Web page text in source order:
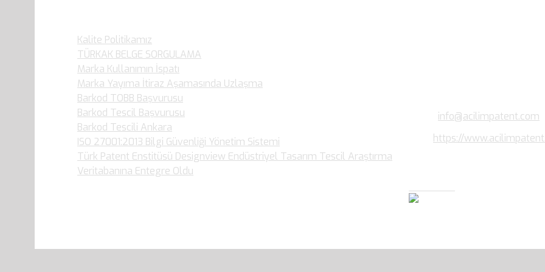
Kalite Politikamız
TÜRKAK BELGE SORGULAMA
Marka Kullanımın İspatı
Marka Yayıma İtiraz Aşamasında Uzlaşma
Barkod TOBB Başvurusu
Barkod Tescil Başvurusu
Barkod Tescili Ankara
ISO 27001:2013 Bilgi Güvenliği Yönetim Sistemi
Türk Patent Enstitüsü Designview Endüstriyel Tasarım Tescil Araştırma
Veritabanına Entegre Oldu
info@acilimpatent.com
https://